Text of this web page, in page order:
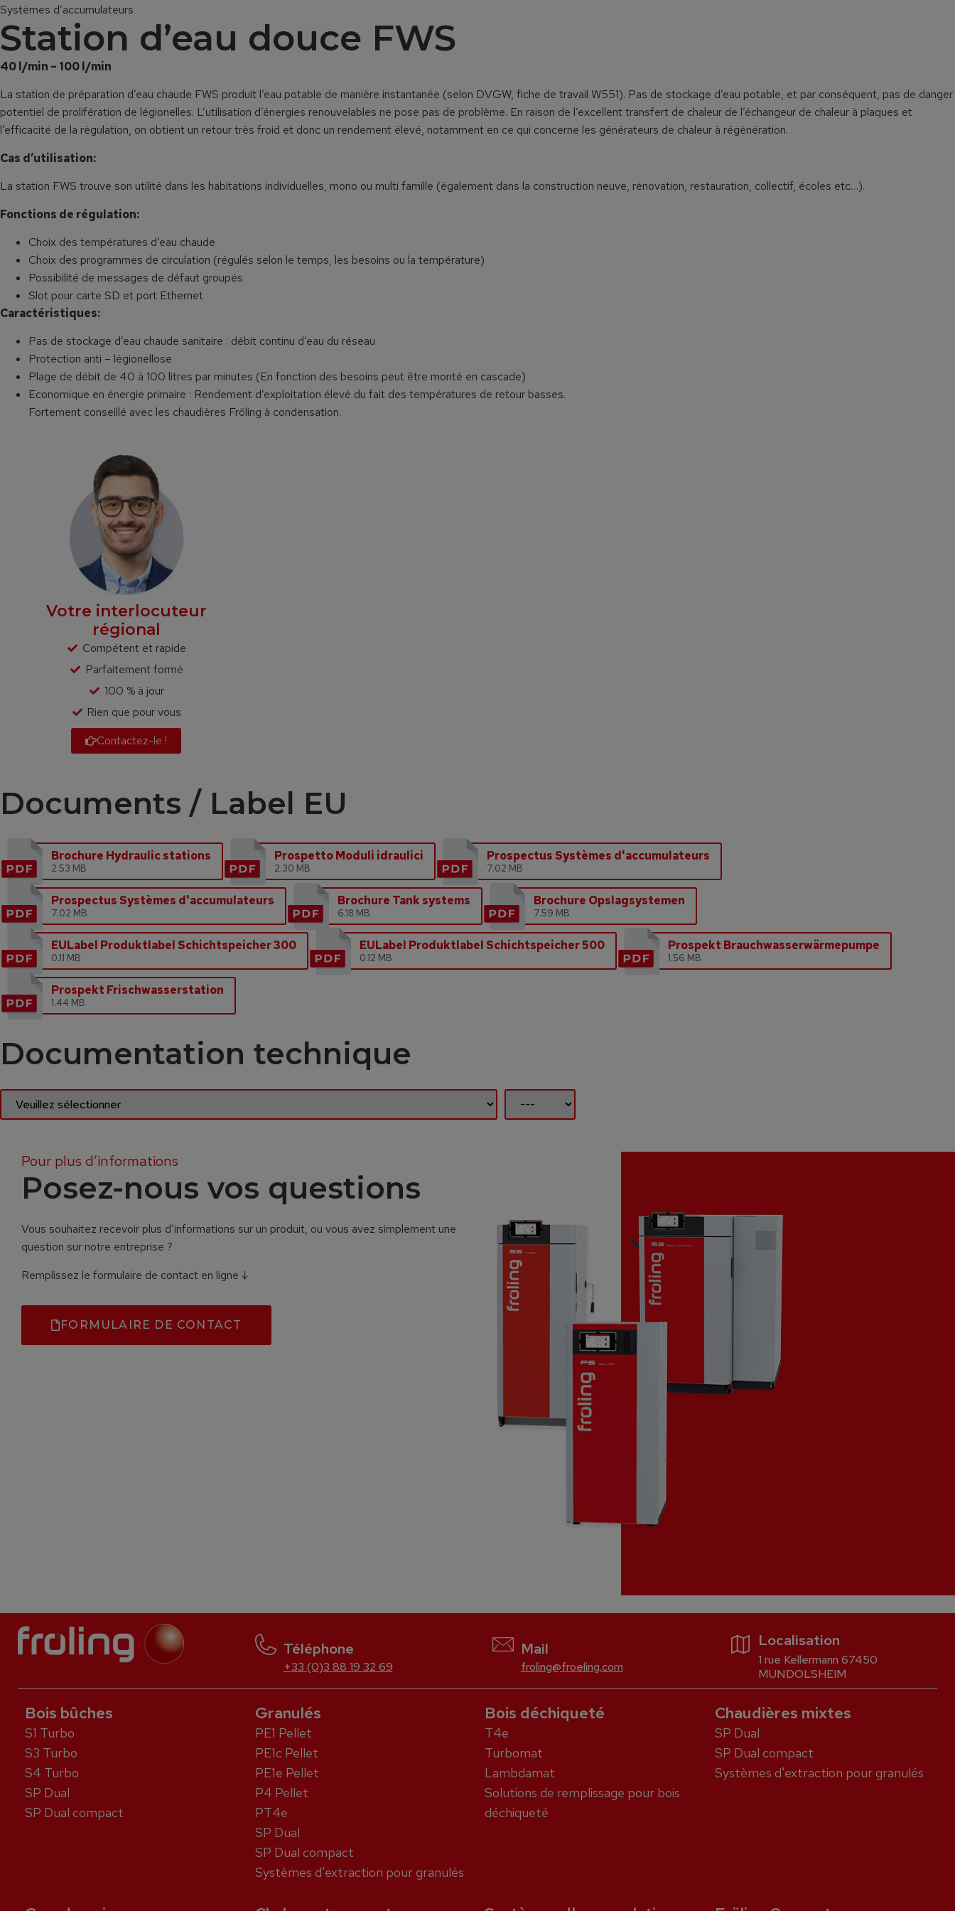
Systèmes d’accumulateurs
Station d’eau douce FWS
40 l/min – 100 l/min
La station de préparation d’eau chaude FWS produit l’eau potable de manière instantanée (selon DVGW, fiche de travail W551). Pas de stockage d’eau potable, et par conséquent, pas de danger
potentiel de prolifération de légionelles. L’utilisation d’énergies renouvelables ne pose pas de problème. En raison de l’excellent transfert de chaleur de l’échangeur de chaleur à plaques et
l’efficacité de la régulation, on obtient un retour très froid et donc un rendement élevé, notamment en ce qui concerne les générateurs de chaleur à régénération.
Cas d’utilisation:
La station FWS trouve son utilité dans les habitations individuelles, mono ou multi famille (également dans la construction neuve, rénovation, restauration, collectif, écoles etc…).
Fonctions de régulation:
Choix des températures d’eau chaude
Choix des programmes de circulation (régulés selon le temps, les besoins ou la température)
Possibilité de messages de défaut groupés
Slot pour carte SD et port Ethernet
Caractéristiques:
Pas de stockage d’eau chaude sanitaire : débit continu d’eau du réseau
Protection anti – légionellose
Plage de débit de 40 à 100 litres par minutes (En fonction des besoins peut être monté en cascade)
Economique en énergie primaire : Rendement d’exploitation élevé du fait des températures de retour basses.
Fortement conseillé avec les chaudières Fröling à condensation.
Votre interlocuteur
régional
Compétent et rapide
Parfaitement formé
100 % à jour
Rien que pour vous
Contactez-le !
Documents / Label EU
Brochure Hydraulic stations
2.53 MB
Prospetto Moduli idraulici
2.30 MB
Prospectus Systèmes d'accumulateurs
7.02 MB
Prospectus Systèmes d'accumulateurs
7.02 MB
Brochure Tank systems
6.18 MB
Brochure Opslagsystemen
7.59 MB
EULabel Produktlabel Schichtspeicher 300
0.11 MB
EULabel Produktlabel Schichtspeicher 500
0.12 MB
Prospekt Brauchwasserwärmepumpe
1.56 MB
Prospekt Frischwasserstation
1.44 MB
Documentation technique
Pour plus d’informations
Posez-nous vos questions
Vous souhaitez recevoir plus d’informations sur un produit, ou vous avez simplement une
question sur notre entreprise ?
Remplissez le formulaire de contact en ligne ↓
FORMULAIRE DE CONTACT
Téléphone
+33 (0)3 88 19 32 69
Mail
froling@froeling.com
Localisation
1 rue Kellermann 67450
MUNDOLSHEIM
Bois bûches
S1 Turbo
S3 Turbo
S4 Turbo
SP Dual
SP Dual compact
Granulés
PE1 Pellet
PE1c Pellet
PE1e Pellet
P4 Pellet
PT4e
SP Dual
SP Dual compact
Systèmes d'extraction pour granulés
Bois déchiqueté
T4e
Turbomat
Lambdamat
Solutions de remplissage pour bois
déchiqueté
Chaudières mixtes
SP Dual
SP Dual compact
Systèmes d'extraction pour granulés